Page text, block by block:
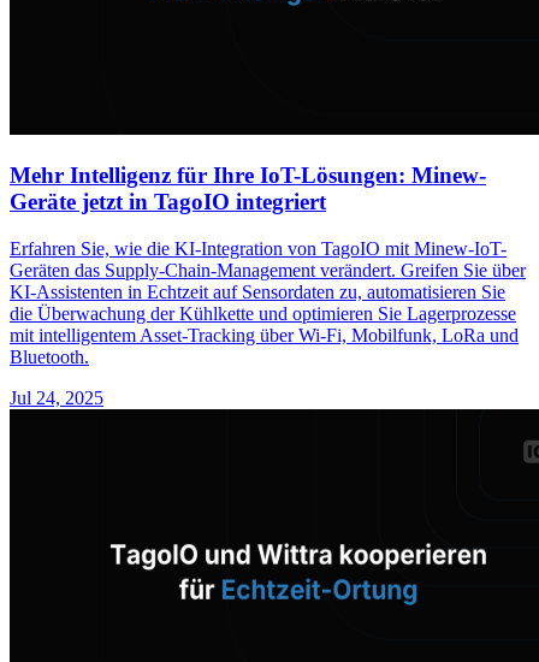
Mehr Intelligenz für Ihre IoT-Lösungen: Minew-
Geräte jetzt in TagoIO integriert
Erfahren Sie, wie die KI-Integration von TagoIO mit Minew-IoT-
Geräten das Supply-Chain-Management verändert. Greifen Sie über
KI-Assistenten in Echtzeit auf Sensordaten zu, automatisieren Sie
die Überwachung der Kühlkette und optimieren Sie Lagerprozesse
mit intelligentem Asset-Tracking über Wi-Fi, Mobilfunk, LoRa und
Bluetooth.
Jul 24, 2025